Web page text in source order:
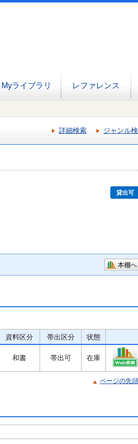
Myライブラリ レファレンス
詳細検索 ジャンル
貸出可
本棚へ
資料区分 帯出区分 状態
和書 帯出可 在庫
ページの先